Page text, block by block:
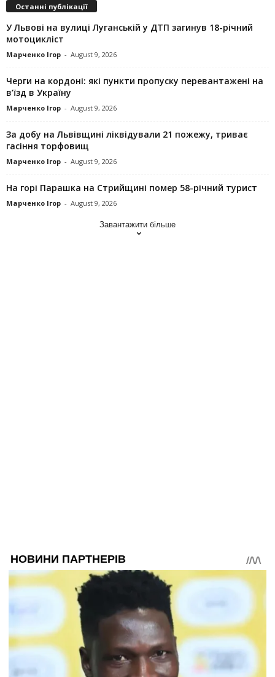
Останні публікації
У Львові на вулиці Луганській у ДТП загинув 18-річний
мотоцикліст
Марченко Ігор - August 9, 2026
Черги на кордоні: які пункти пропуску перевантажені на
в’їзд в Україну
Марченко Ігор - August 9, 2026
За добу на Львівщині ліквідували 21 пожежу, триває
гасіння торфовищ
Марченко Ігор - August 9, 2026
На горі Парашка на Стрийщині помер 58-річний турист
Марченко Ігор - August 9, 2026
Завантажити більше